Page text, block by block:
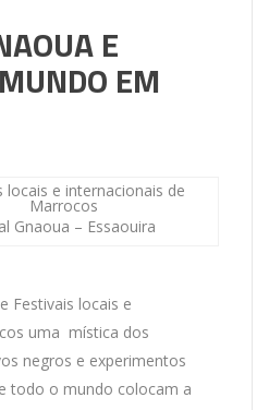
E
EM
Gnaoua – Essaouira
Festivais locais e
uma mística dos
negros e experimentos
todo o mundo colocam a